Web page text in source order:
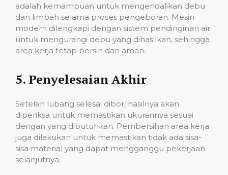
adalah kemampuan untuk mengendalikan debu
dan limbah selama proses pengeboran. Mesin
modern dilengkapi dengan sistem pendinginan air
untuk mengurangi debu yang dihasilkan, sehingga
area kerja tetap bersih dan aman.
5. Penyelesaian Akhir
Setelah lubang selesai dibor, hasilnya akan
diperiksa untuk memastikan ukurannya sesuai
dengan yang dibutuhkan. Pembersihan area kerja
juga dilakukan untuk memastikan tidak ada sisa-
sisa material yang dapat mengganggu pekerjaan
selanjutnya.